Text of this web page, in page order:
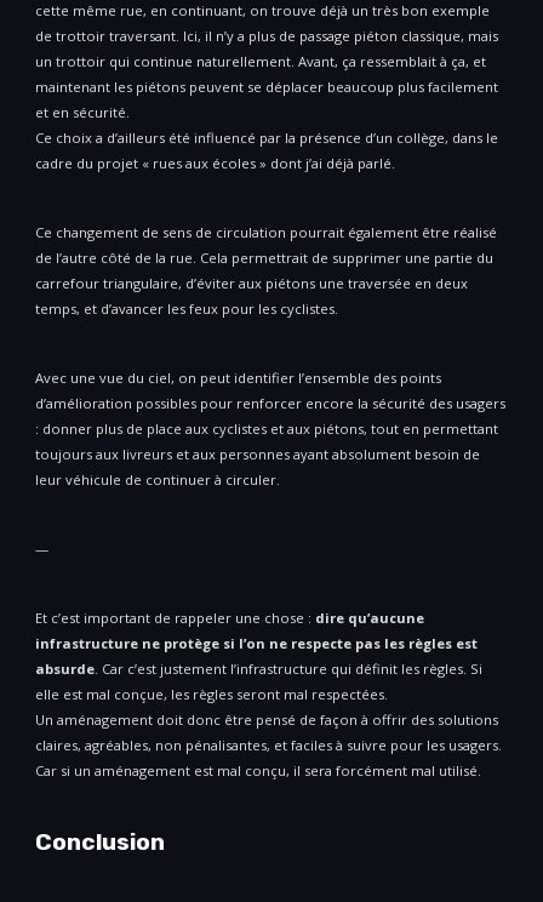
cette même rue, en continuant, on trouve déjà un très bon exemple
de trottoir traversant. Ici, il n’y a plus de passage piéton classique, mais
un trottoir qui continue naturellement. Avant, ça ressemblait à ça, et
maintenant les piétons peuvent se déplacer beaucoup plus facilement
et en sécurité.
Ce choix a d’ailleurs été influencé par la présence d’un collège, dans le
cadre du projet « rues aux écoles » dont j’ai déjà parlé.
Ce changement de sens de circulation pourrait également être réalisé
de l’autre côté de la rue. Cela permettrait de supprimer une partie du
carrefour triangulaire, d’éviter aux piétons une traversée en deux
temps, et d’avancer les feux pour les cyclistes.
Avec une vue du ciel, on peut identifier l’ensemble des points
d’amélioration possibles pour renforcer encore la sécurité des usagers
: donner plus de place aux cyclistes et aux piétons, tout en permettant
toujours aux livreurs et aux personnes ayant absolument besoin de
leur véhicule de continuer à circuler.
—
Et c’est important de rappeler une chose : dire qu’aucune
infrastructure ne protège si l’on ne respecte pas les règles est
absurde. Car c’est justement l’infrastructure qui définit les règles. Si
elle est mal conçue, les règles seront mal respectées.
Un aménagement doit donc être pensé de façon à offrir des solutions
claires, agréables, non pénalisantes, et faciles à suivre pour les usagers.
Car si un aménagement est mal conçu, il sera forcément mal utilisé.
Conclusion